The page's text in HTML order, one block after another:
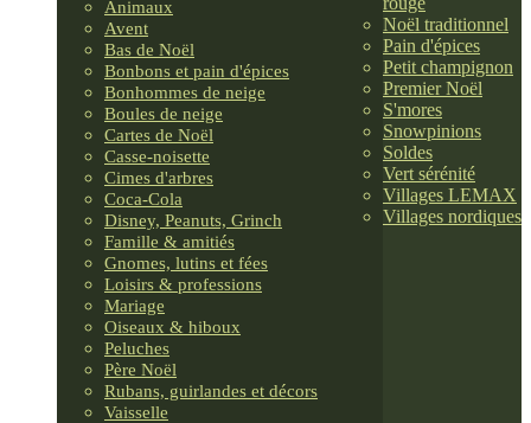
Animaux
Avent
Bas de Noël
Bonbons et pain d'épices
Bonhommes de neige
Boules de neige
Cartes de Noël
Casse-noisette
Cimes d'arbres
Coca-Cola
Disney, Peanuts, Grinch
Famille & amitiés
Gnomes, lutins et fées
Loisirs & professions
Mariage
Oiseaux & hiboux
Peluches
Père Noël
Rubans, guirlandes et décors
Vaisselle
Noël traditionnel
Pain d'épices
Petit champignon
Premier Noël
S'mores
Snowpinions
Soldes
Vert sérénité
Villages LEMAX
Villages nordiques